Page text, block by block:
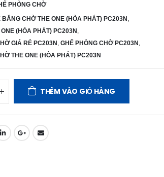
PHÒNG CHỜ
BĂNG CHỜ THE ONE (HÒA PHÁT) PC203N
(HÒA PHÁT) PC203N
GIÁ RẺ PC203N GHẾ PHÒNG CHỜ PC203N
THE ONE (HÒA PHÁT) PC203N
THÊM VÀO GIỎ HÀNG